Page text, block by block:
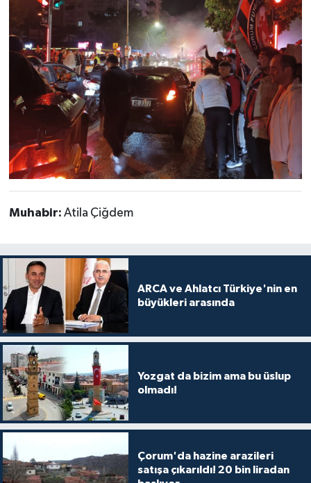
Muhabir: Atila Çiğdem
ARCA ve Ahlatcı Türkiye'nin en
büyükleri arasında
Yozgat da bizim ama bu üslup
olmadı!
Çorum'da hazine arazileri
satışa çıkarıldı! 20 bin liradan